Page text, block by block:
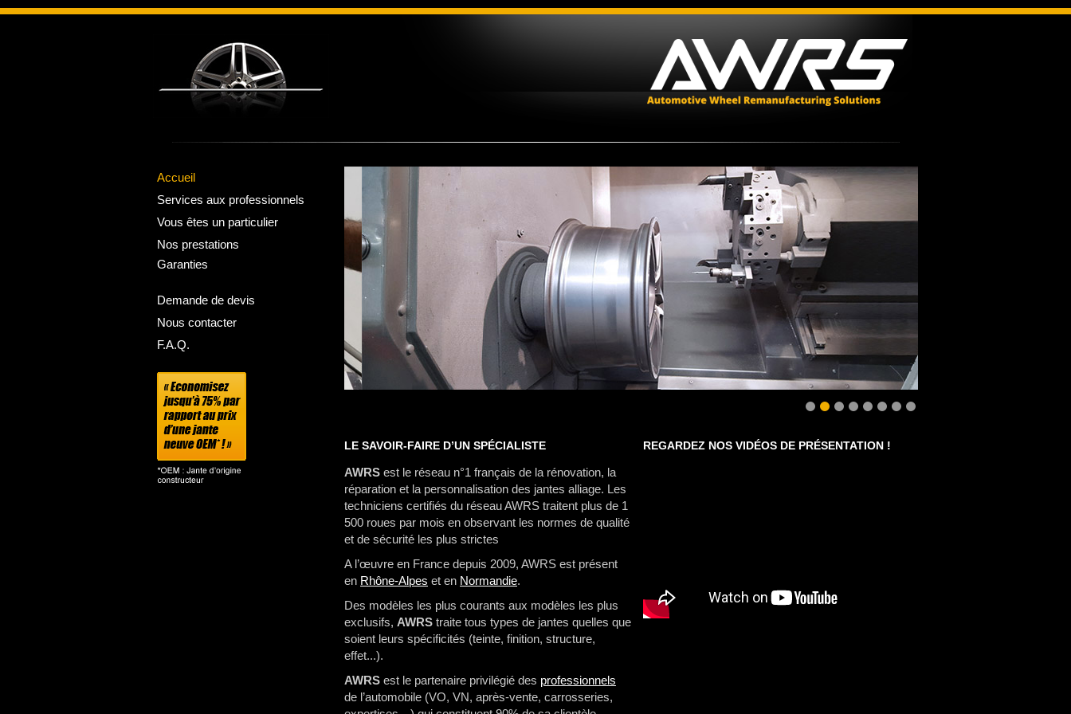
Accueil
Services aux professionnels
Vous êtes un particulier
Nos prestations
• Rénovation
Garanties
Demande de devis
Nous contacter
F.A.Q.
LE SAVOIR-FAIRE D’UN SPÉCIALISTE
AWRS est le réseau n°1 français de la rénovation, la
réparation et la personnalisation des jantes alliage. Les
techniciens certifiés du réseau AWRS traitent plus de 1
500 roues par mois en observant les normes de qualité
et de sécurité les plus strictes
A l’œuvre en France depuis 2009, AWRS est présent
en Rhône-Alpes et en Normandie.
Des modèles les plus courants aux modèles les plus
exclusifs, AWRS traite tous types de jantes quelles que
soient leurs spécificités (teinte, finition, structure,
effet...).
AWRS est le partenaire privilégié des professionnels
de l’automobile (VO, VN, après-vente, carrosseries,
REGARDEZ NOS VIDÉOS DE PRÉSENTATION !